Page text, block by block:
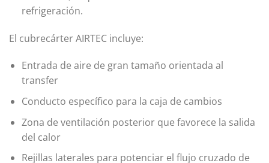
refrigeración.
El cubrecárter AIRTEC incluye:
Entrada de aire de gran tamaño orientada al
transfer
Conducto específico para la caja de cambios
Zona de ventilación posterior que favorece la salida
del calor
Rejillas laterales para potenciar el flujo cruzado de